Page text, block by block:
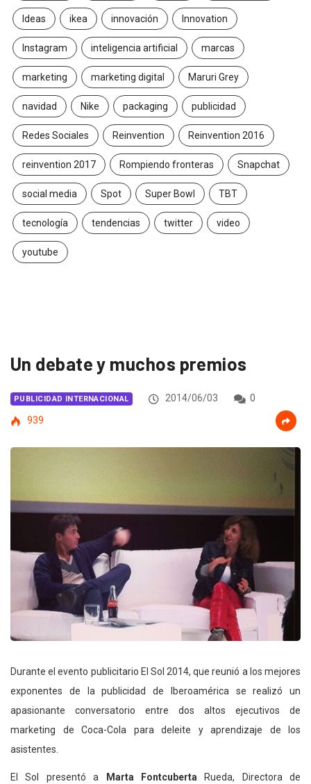
Ideas ikea innovación Innovation
Instagram inteligencia artificial marcas
marketing marketing digital Maruri Grey
navidad Nike packaging publicidad
Redes Sociales Reinvention Reinvention 2016
reinvention 2017 Rompiendo fronteras Snapchat
social media Spot Super Bowl TBT
tecnología tendencias twitter video
youtube
Un debate y muchos premios
PUBLICIDAD INTERNACIONAL 2014/06/03
0
939
Durante el evento publicitario El Sol 2014, que reunió a los mejores
exponentes de la publicidad de Iberoamérica se realizó un
apasionante conversatorio entre dos altos ejecutivos de
marketing de Coca-Cola para deleite y aprendizaje de los
asistentes.
El Sol presentó a Marta Fontcuberta Rueda, Directora de